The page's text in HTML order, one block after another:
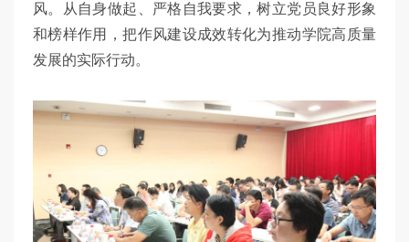
风。从自身做起、严格自我要求，树立党员良好形象
和榜样作用，把作风建设成效转化为推动学院高质量
发展的实际行动。